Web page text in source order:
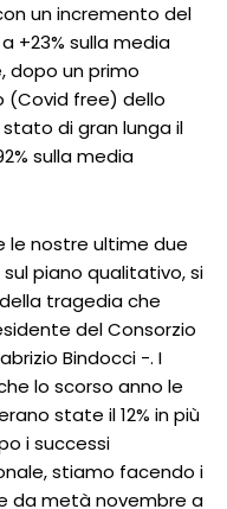
un incremento del
+23% sulla media
dopo un primo
(Covid free) dello
di gran lunga il
sulla media
le nostre ultime due
piano qualitativo, si
tragedia che
del Consorzio
Bindocci -. I
lo scorso anno le
state il 12% in più
i successi
stiamo facendo i
da metà novembre a